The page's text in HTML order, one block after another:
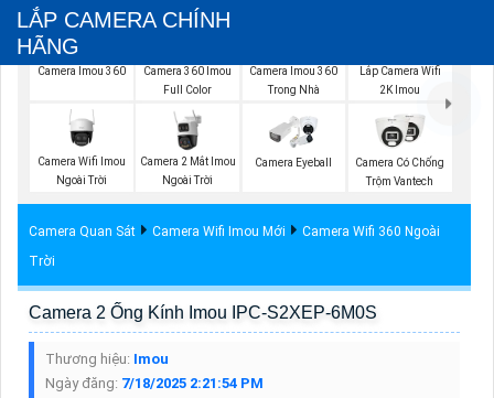
LẮP CAMERA CHÍNH
HÃNG
Camera Imou 360
Camera 360 Imou
Full Color
Camera Imou 360
Trong Nhà
Lắp Camera Wifi
2K Imou
Camera Wifi Imou
Ngoài Trời
Camera 2 Mắt Imou
Ngoài Trời
Camera Eyeball
Camera Có Chống
Trộm Vantech
Camera Quan Sát Camera Wifi Imou Mới
Camera Wifi 360 Ngoài
Trời
Camera 2 Ống Kính Imou IPC-S2XEP-6M0S
Thương hiệu: Imou
Ngày đăng: 7/18/2025 2:21:54 PM